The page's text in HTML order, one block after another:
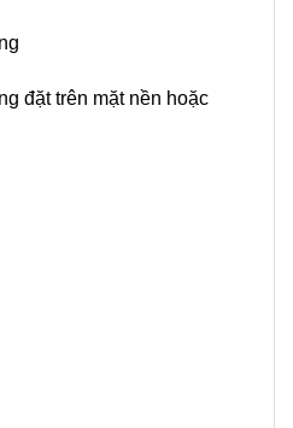
đặt trên mặt nền hoặc